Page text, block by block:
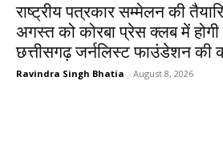
राष्ट्रीय पत्रकार सम्मेलन की
अगस्त को कोरबा प्रेस क्लब में होगी
छत्तीसगढ़ जर्नलिस्ट फाउंडेशन की
Ravindra Singh Bhatia - August 8, 2026